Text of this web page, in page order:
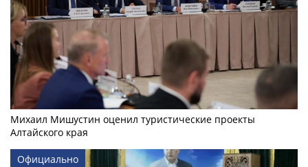
Михаил Мишустин оценил туристические проекты
Алтайского края
Официально